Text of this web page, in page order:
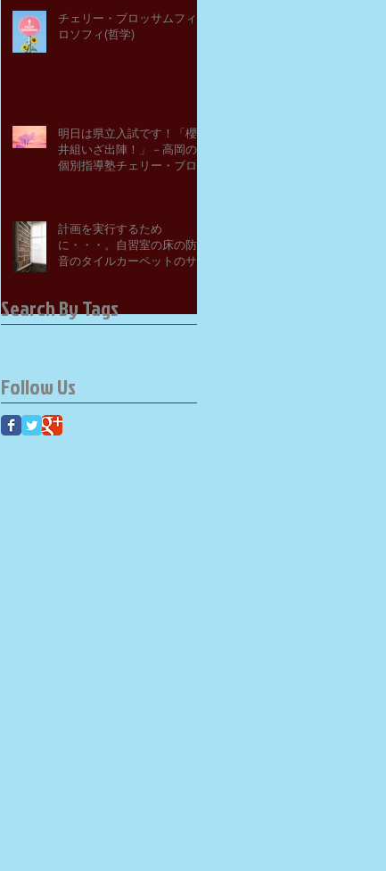
チェリー・ブロッサムフィ
ロソフィ(哲学)
明日は県立入試です！「櫻
井組いざ出陣！」－高岡の
個別指導塾チェリー・ブロ
計画を実行するため
に・・・。自習室の床の防
音のタイルカーペットのサ
塾チェリー・ブロッサム
Search By Tags
Follow Us